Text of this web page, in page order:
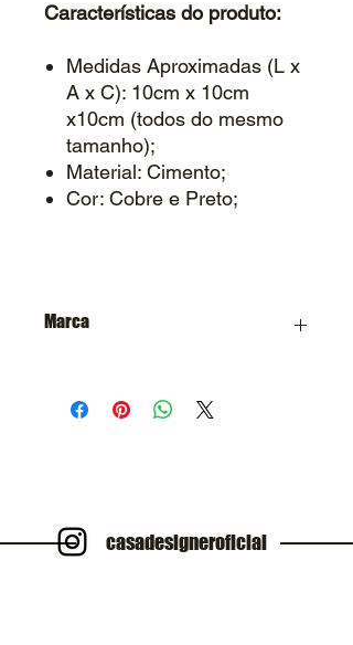
Características do produto:
Medidas Aproximadas (L x
A x C): 10cm x 10cm
x10cm (todos do mesmo
tamanho);
Material: Cimento;
Cor: Cobre e Preto;
Marca
casadesigneroficial